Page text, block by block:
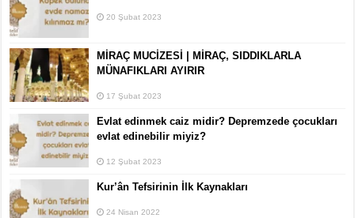
20 Şubat 2023
MİRAÇ MUCİZESİ | MİRAÇ, SIDDIKLARLA
MÜNAFIKLARI AYIRIR
17 Şubat 2023
Evlat edinmek caiz midir? Depremzede çocukları
evlat edinebilir miyiz?
12 Şubat 2023
Kur’ân Tefsirinin İlk Kaynakları
24 Nisan 2022